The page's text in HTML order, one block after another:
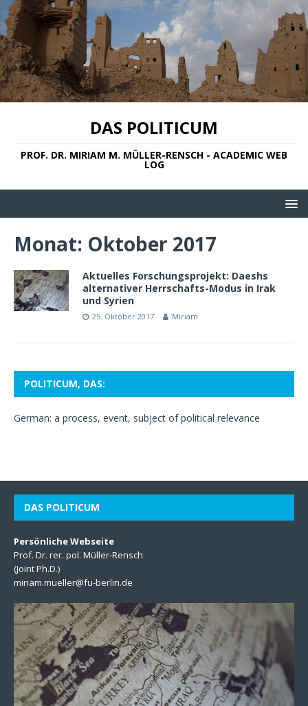
DAS POLITICUM
PROF. DR. MIRIAM M. MÜLLER-RENSCH - ACADEMIC WEB
LOG
Monat: Oktober 2017
Aktuelles Forschungsprojekt: Daeshs
alternativer Herrschafts-Modus in Irak
und Syrien
25. Oktober 2017 Miriam
POLITICUM, DAS:
German: a process, event, subject of political relevance
DAS POLITICUM
Persönliche Webseite
Prof. Dr. rer. pol. Müller-Rensch
(Joint Ph.D.)
miriam.mueller@fu-berlin.de